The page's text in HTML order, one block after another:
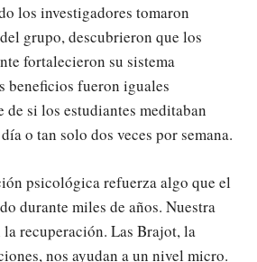
los investigadores tomaron
grupo, descubrieron que los
fortalecieron su sistema
beneficios fueron iguales
de si los estudiantes meditaban
o tan solo dos veces por semana.
psicológica refuerza algo que el
durante miles de años. Nuestra
la recuperación. Las Brajot, la
nos ayudan a un nivel micro.